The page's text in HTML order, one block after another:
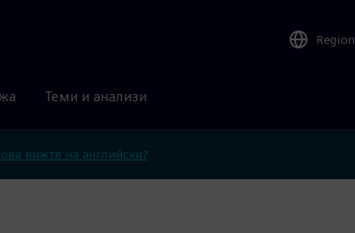
Region
Теми и анализи
вижте на английски?